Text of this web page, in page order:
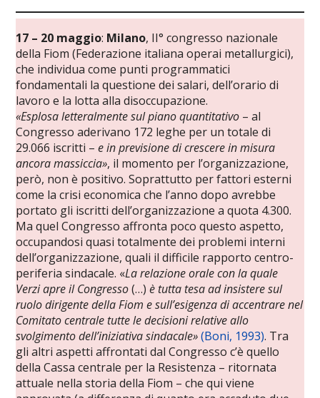
17 – 20 maggio: Milano, II° congresso nazionale
della Fiom (Federazione italiana operai metallurgici),
che individua come punti programmatici
fondamentali la questione dei salari, dell’orario di
lavoro e la lotta alla disoccupazione.
«Esplosa letteralmente sul piano quantitativo – al
Congresso aderivano 172 leghe per un totale di
29.066 iscritti –e in previsione di crescere in misura
ancora massiccia», il momento per l’organizzazione,
però, non è positivo. Soprattutto per fattori esterni
come la crisi economica che l’anno dopo avrebbe
portato gli iscritti dell’organizzazione a quota 4.300.
Ma quel Congresso affronta poco questo aspetto,
occupandosi quasi totalmente dei problemi interni
dell’organizzazione, quali il difficile rapporto centro-
periferia sindacale. «La relazione orale con la quale
Verzi apre il Congresso(…)è tutta tesa ad insistere sul
ruolo dirigente della Fiom e sull’esigenza di accentrare nel
Comitato centrale tutte le decisioni relative allo
svolgimento dell’iniziativa sindacale»(Boni, 1993). Tra
gli altri aspetti affrontati dal Congresso c’è quello
della Cassa centrale per la Resistenza – ritornata
attuale nella storia della Fiom – che qui viene